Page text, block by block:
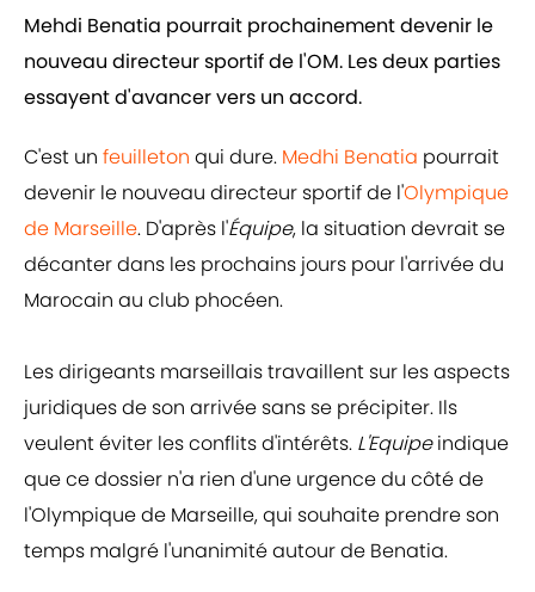
Mehdi Benatia pourrait prochainement devenir le
nouveau directeur sportif de l'OM. Les deux parties
essayent d'avancer vers un accord.
C'est un feuilleton qui dure. Medhi Benatia pourrait
devenir le nouveau directeur sportif de l'Olympique
de Marseille. D'après l'Équipe, la situation devrait se
décanter dans les prochains jours pour l'arrivée du
Marocain au club phocéen.
Les dirigeants marseillais travaillent sur les aspects
juridiques de son arrivée sans se précipiter. Ils
veulent éviter les conflits d'intérêts. L'Equipeindique
que ce dossier n'a rien d'une urgence du côté de
l'Olympique de Marseille, qui souhaite prendre son
temps malgré l'unanimité autour de Benatia.